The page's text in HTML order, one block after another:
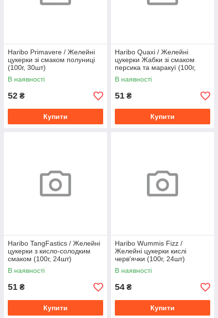
Haribo Primavere / Желейні
цукерки зі смаком полуниці
(100г, 30шт)
В наявності
52 ₴
Купити
Haribo Quaxi / Желейні
цукерки Жабки зі смаком
персика та маракуї (100г,
30шт)
В наявності
51 ₴
Купити
Haribo TangFastics / Желейні
цукерки з кисло-солодким
смаком (100г, 24шт)
В наявності
51 ₴
Купити
Haribo Wummis Fizz /
Желейні цукерки кислі
черв'ячки (100г, 24шт)
В наявності
54 ₴
Купити